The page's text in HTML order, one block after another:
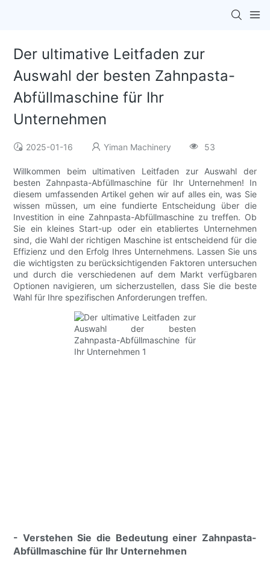
Der ultimative Leitfaden zur
Auswahl der besten Zahnpasta-
Abfüllmaschine für Ihr
Unternehmen
2025-01-16 Yiman Machinery 53
Willkommen beim ultimativen Leitfaden zur Auswahl der
besten Zahnpasta-Abfüllmaschine für Ihr Unternehmen! In
diesem umfassenden Artikel gehen wir auf alles ein, was Sie
wissen müssen, um eine fundierte Entscheidung über die
Investition in eine Zahnpasta-Abfüllmaschine zu treffen. Ob
Sie ein kleines Start-up oder ein etabliertes Unternehmen
sind, die Wahl der richtigen Maschine ist entscheidend für die
Effizienz und den Erfolg Ihres Unternehmens. Lassen Sie uns
die wichtigsten zu berücksichtigenden Faktoren untersuchen
und durch die verschiedenen auf dem Markt verfügbaren
Optionen navigieren, um sicherzustellen, dass Sie die beste
Wahl für Ihre spezifischen Anforderungen treffen.
- Verstehen Sie die Bedeutung einer Zahnpasta-
Abfüllmaschine für Ihr Unternehmen